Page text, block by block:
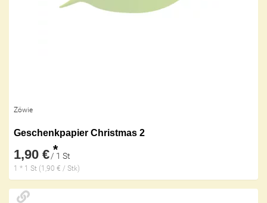
Zöwie
Geschenkpapier Christmas 2
1,90 € *
/ 1 St
1 * 1 St (1,90 € / Stk)